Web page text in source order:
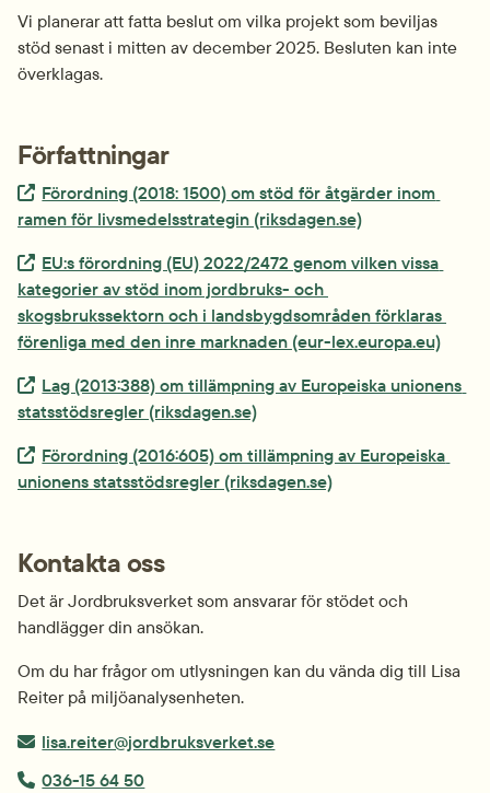
Vi planerar att fatta beslut om vilka projekt som beviljas
stöd senast i mitten av december 2025. Besluten kan inte
överklagas.
Författningar
Extern länk.
Förordning (2018: 1500) om stöd för åtgärder inom
ramen för livsmedelsstrategin (riksdagen.se)
Extern länk.
EU:s förordning (EU) 2022/2472 genom vilken vissa
kategorier av stöd inom jordbruks- och
skogsbrukssektorn och i landsbygdsområden förklaras
förenliga med den inre marknaden (eur-lex.europa.eu)
Extern länk.
Lag (2013:388) om tillämpning av Europeiska unionens
statsstödsregler (riksdagen.se)
Extern länk.
Förordning (2016:605) om tillämpning av Europeiska
unionens statsstödsregler (riksdagen.se)
Kontakta oss
Det är Jordbruksverket som ansvarar för stödet och
handlägger din ansökan.
Om du har frågor om utlysningen kan du vända dig till Lisa
Reiter på miljöanalysenheten.
E-post:
lisa.reiter@jordbruksverket.se
Telefonnummer:
036-15 64 50